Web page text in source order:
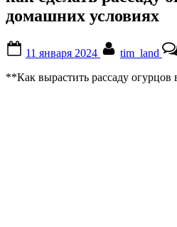
домашних условиях
on
11 января 2024 tim_land
**Как вырастить рассаду